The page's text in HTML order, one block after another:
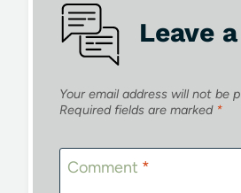
Leave
Your email address will not be
Required fields are marked *
Comment *